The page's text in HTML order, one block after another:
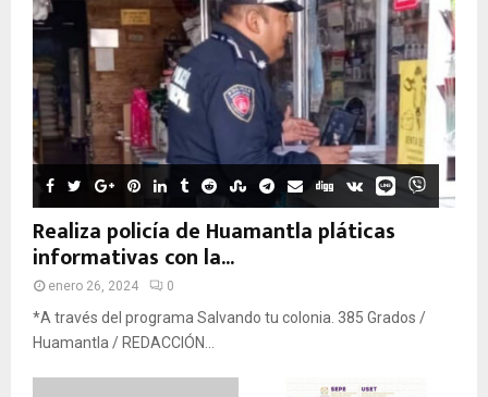
Realiza policía de Huamantla pláticas
informativas con la...
enero 26, 2024 0
*A través del programa Salvando tu colonia. 385 Grados /
Huamantla / REDACCIÓN...